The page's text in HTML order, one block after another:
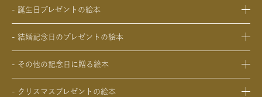
- 結婚祝いの絵本
- 入園・入学／卒園・卒業祝いの絵本
- 還暦祝いの絵本
- 誕生日プレゼントの絵本
- 小学生の子供への誕生日プレゼントの絵本
- 20歳の誕生日プレゼントの絵本
- 結婚記念日のプレゼントの絵本
- 両親への結婚記念日の絵本
- その他の記念日に贈る絵本
- クリスマスプレゼントの絵本